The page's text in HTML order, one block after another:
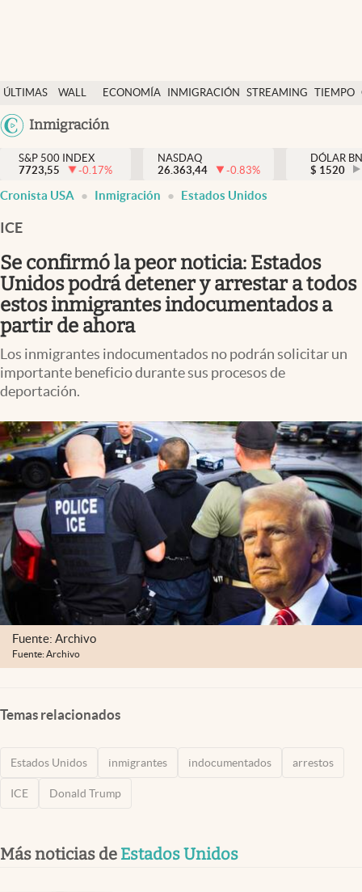
ÚLTIMAS
NOTICIAS
WALL
Y
DÓLAR
ECONOMÍA INMIGRACIÓN STREAMING TIEMPO
México
Inmigración
Finanzas y economía
Wall Street y dólar
Inmigración
Espiritual
Streaming
PC y mobile
Lifestyle
S&P 500 INDEX
7723,55
-0.17%
NASDAQ
26.363,44
-0.83%
DÓLAR
$ 1520
Cronista USA Inmigración Estados Unidos
ICE
Se confirmó la peor noticia: Estados
Unidos podrá detener y arrestar a todos
estos inmigrantes indocumentados a
partir de ahora
Los inmigrantes indocumentados no podrán solicitar un
importante beneficio durante sus procesos de
deportación.
Fuente: Archivo
Fuente: Archivo
Temas relacionados
Estados Unidos inmigrantes indocumentados arrestos
ICE Donald Trump
Más noticias de Estados Unidos